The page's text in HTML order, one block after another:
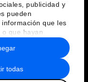
publicidad y
pueden
que les
que hayan
uso que haya
todas
de uso